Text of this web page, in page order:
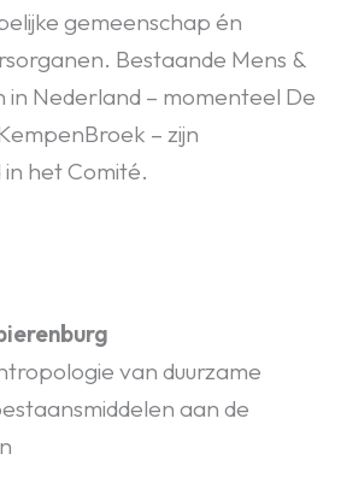
gemeenschap én
Bestaande Mens &
in Nederland – momenteel De
– zijn
het Comité.
van duurzame
aan de